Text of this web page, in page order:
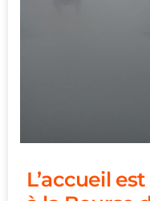
L’accueil